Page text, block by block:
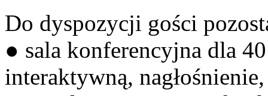
Do dyspozycji gości
● sala konferencyjna dla
interaktywną,